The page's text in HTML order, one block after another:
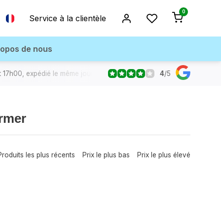
Service à la clientèle
0
de nous
expédié le même jour 4/5
les plus récents Prix le plus bas Prix le plus élevé